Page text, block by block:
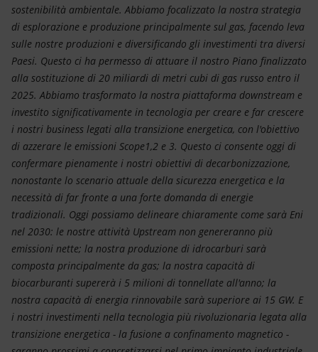
sostenibilità ambientale. Abbiamo focalizzato la nostra strategia
di esplorazione e produzione principalmente sul gas, facendo leva
sulle nostre produzioni e diversificando gli investimenti tra diversi
Paesi. Questo ci ha permesso di attuare il nostro Piano finalizzato
alla sostituzione di 20 miliardi di metri cubi di gas russo entro il
2025. Abbiamo trasformato la nostra piattaforma downstream e
investito significativamente in tecnologia per creare e far crescere
i nostri business legati alla transizione energetica, con l'obiettivo
di azzerare le emissioni Scope1,2 e 3. Questo ci consente oggi di
confermare pienamente i nostri obiettivi di decarbonizzazione,
nonostante lo scenario attuale della sicurezza energetica e la
necessità di far fronte a una forte domanda di energie
tradizionali. Oggi possiamo delineare chiaramente come sarà Eni
nel 2030: le nostre attività Upstream non genereranno più
emissioni nette; la nostra produzione di idrocarburi sarà
composta principalmente da gas; la nostra capacità di
biocarburanti supererà i 5 milioni di tonnellate all'anno; la
nostra capacità di energia rinnovabile sarà superiore ai 15 GW. E
i nostri investimenti nella tecnologia più rivoluzionaria legata alla
transizione energetica - la fusione a confinamento magnetico -